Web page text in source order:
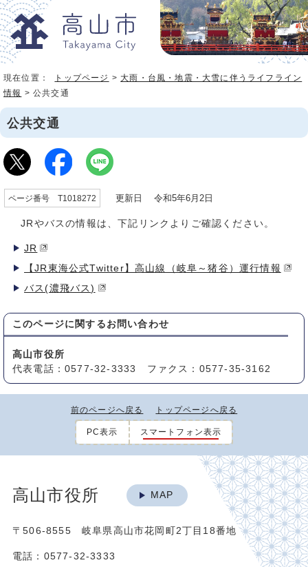
現在位置： トップページ > 大雨・台風・地震・大雪に伴うライフライン
情報 > 公共交通
公共交通
ページ番号 T1018272 更新日 令和5年6月2日
JRやバスの情報は、下記リンクよりご確認ください。
JR
【JR東海公式Twitter】高山線（岐阜～猪谷）運行情報
バス(濃飛バス)
このページに関する お問い合わせ
高山市役所
代表電話：0577-32-3333 ファクス：0577-35-3162
前のページへ戻る トップページへ戻る
PC表示 スマートフォン表示
高山市役所 MAP
〒506-8555 岐阜県高山市花岡町2丁目18番地
電話：0577-32-3333